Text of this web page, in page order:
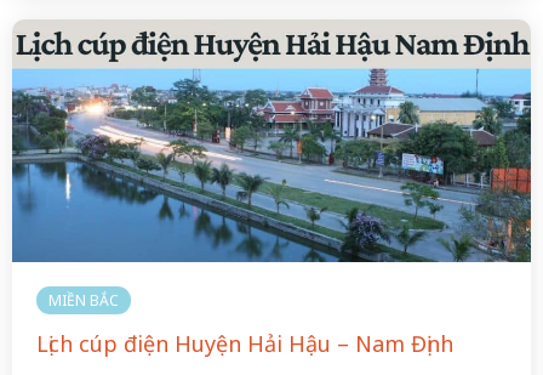
MIỀN BẮC
Lịch cúp điện Huyện Hải Hậu – Nam Định